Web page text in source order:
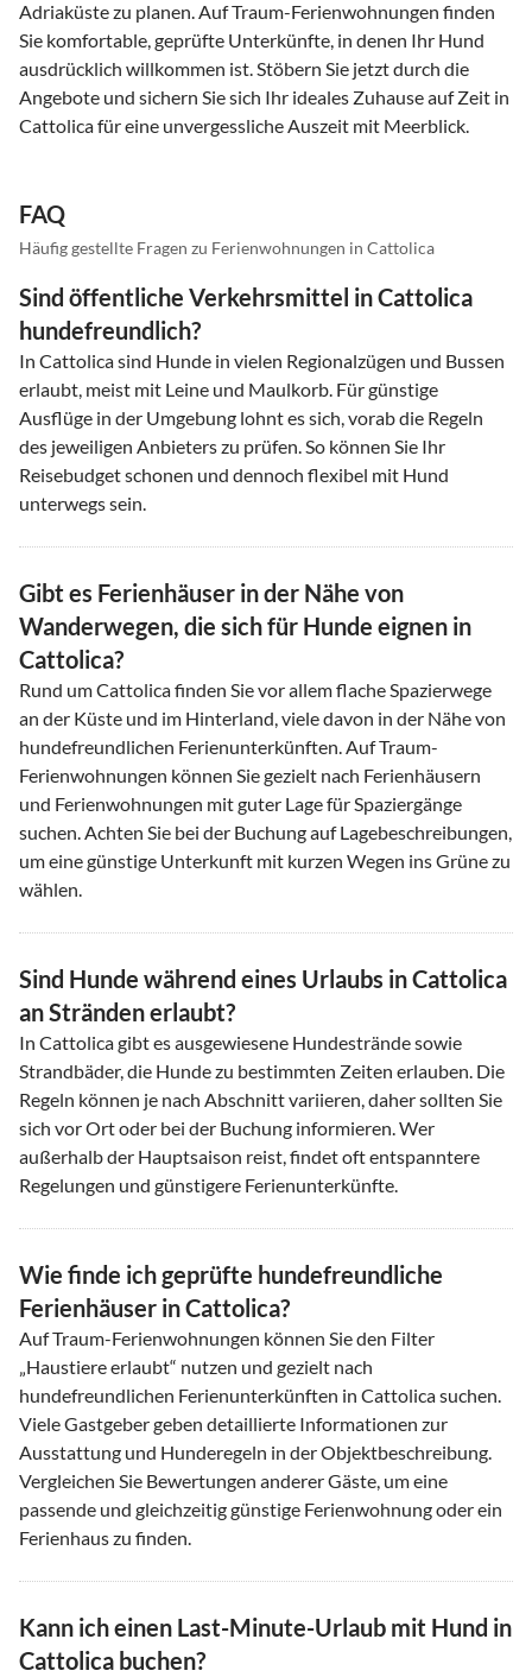
Adriaküste zu planen. Auf Traum-Ferienwohnungen finden
Sie komfortable, geprüfte Unterkünfte, in denen Ihr Hund
ausdrücklich willkommen ist. Stöbern Sie jetzt durch die
Angebote und sichern Sie sich Ihr ideales Zuhause auf Zeit in
Cattolica für eine unvergessliche Auszeit mit Meerblick.
FAQ
Häufig gestellte Fragen zu Ferienwohnungen in Cattolica
Sind öffentliche Verkehrsmittel in Cattolica
hundefreundlich?
In Cattolica sind Hunde in vielen Regionalzügen und Bussen
erlaubt, meist mit Leine und Maulkorb. Für günstige
Ausflüge in der Umgebung lohnt es sich, vorab die Regeln
des jeweiligen Anbieters zu prüfen. So können Sie Ihr
Reisebudget schonen und dennoch flexibel mit Hund
unterwegs sein.
Gibt es Ferienhäuser in der Nähe von
Wanderwegen, die sich für Hunde eignen in
Cattolica?
Rund um Cattolica finden Sie vor allem flache Spazierwege
an der Küste und im Hinterland, viele davon in der Nähe von
hundefreundlichen Ferienunterkünften. Auf Traum-
Ferienwohnungen können Sie gezielt nach Ferienhäusern
und Ferienwohnungen mit guter Lage für Spaziergänge
suchen. Achten Sie bei der Buchung auf Lagebeschreibungen,
um eine günstige Unterkunft mit kurzen Wegen ins Grüne zu
wählen.
Sind Hunde während eines Urlaubs in Cattolica
an Stränden erlaubt?
In Cattolica gibt es ausgewiesene Hundestrände sowie
Strandbäder, die Hunde zu bestimmten Zeiten erlauben. Die
Regeln können je nach Abschnitt variieren, daher sollten Sie
sich vor Ort oder bei der Buchung informieren. Wer
außerhalb der Hauptsaison reist, findet oft entspanntere
Regelungen und günstigere Ferienunterkünfte.
Wie finde ich geprüfte hundefreundliche
Ferienhäuser in Cattolica?
Auf Traum-Ferienwohnungen können Sie den Filter
„Haustiere erlaubt“ nutzen und gezielt nach
hundefreundlichen Ferienunterkünften in Cattolica suchen.
Viele Gastgeber geben detaillierte Informationen zur
Ausstattung und Hunderegeln in der Objektbeschreibung.
Vergleichen Sie Bewertungen anderer Gäste, um eine
passende und gleichzeitig günstige Ferienwohnung oder ein
Ferienhaus zu finden.
Kann ich einen Last-Minute-Urlaub mit Hund in
Cattolica buchen?